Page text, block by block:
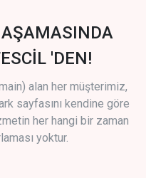
'DEN!
alan her müşterimiz,
sayfasını kendine göre
her hangi bir zaman
yoktur.